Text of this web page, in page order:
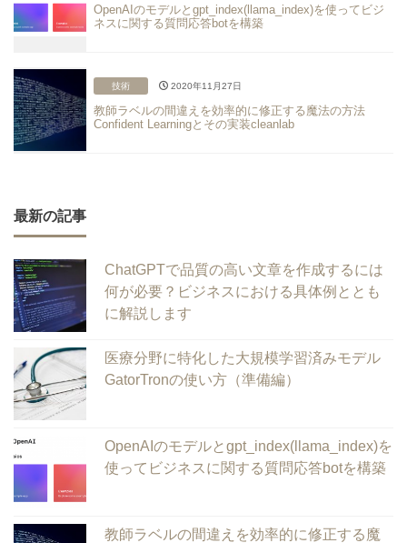
OpenAIのモデルとgpt_index(llama_index)を使ってビジ
ネスに関する質問応答botを構築
技術 2020年11月27日
教師ラベルの間違えを効率的に修正する魔法の方法
Confident Learningとその実装cleanlab
最新の記事
ChatGPTで品質の高い文章を作成するには
何が必要？ビジネスにおける具体例ととも
に解説します
医療分野に特化した大規模学習済みモデル
GatorTronの使い方（準備編）
OpenAIのモデルとgpt_index(llama_index)を
使ってビジネスに関する質問応答botを構築
教師ラベルの間違えを効率的に修正する魔